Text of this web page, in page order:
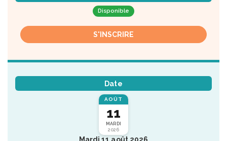
Disponible
S'INSCRIRE
Date
AOÛT
11
MARDI
2026